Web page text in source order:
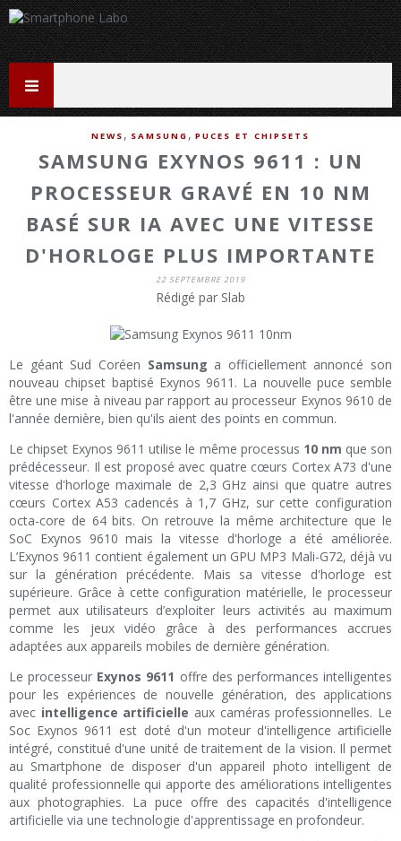
NEWS , SAMSUNG , PUCES ET CHIPSETS
SAMSUNG EXYNOS 9611 : UN
PROCESSEUR GRAVÉ EN 10 NM
BASÉ SUR IA AVEC UNE VITESSE
D'HORLOGE PLUS IMPORTANTE
22 SEPTEMBRE 2019
Rédigé par Slab
Le géant Sud Coréen Samsung a officiellement annoncé son
nouveau chipset baptisé Exynos 9611. La nouvelle puce semble
être une mise à niveau par rapport au processeur Exynos 9610 de
l'année dernière, bien qu'ils aient des points en commun.
Le chipset Exynos 9611 utilise le même processus 10 nm que son
prédécesseur. Il est proposé avec quatre cœurs Cortex A73 d'une
vitesse d'horloge maximale de 2,3 GHz ainsi que quatre autres
cœurs Cortex A53 cadencés à 1,7 GHz, sur cette configuration
octa-core de 64 bits. On retrouve la même architecture que le
SoC Exynos 9610 mais la vitesse d'horloge a été améliorée.
L’Exynos 9611 contient également un GPU MP3 Mali-G72, déjà vu
sur la génération précédente. Mais sa vitesse d'horloge est
supérieure. Grâce à cette configuration matérielle, le processeur
permet aux utilisateurs d’exploiter leurs activités au maximum
comme les jeux vidéo grâce à des performances accrues
adaptées aux appareils mobiles de dernière génération.
Le processeur Exynos 9611 offre des performances intelligentes
pour les expériences de nouvelle génération, des applications
avec intelligence artificielle aux caméras professionnelles. Le
Soc Exynos 9611 est doté d'un moteur d'intelligence artificielle
intégré, constitué d'une unité de traitement de la vision. Il permet
au Smartphone de disposer d'un appareil photo intelligent de
qualité professionnelle qui apporte des améliorations intelligentes
aux photographies. La puce offre des capacités d'intelligence
artificielle via une technologie d'apprentissage en profondeur.